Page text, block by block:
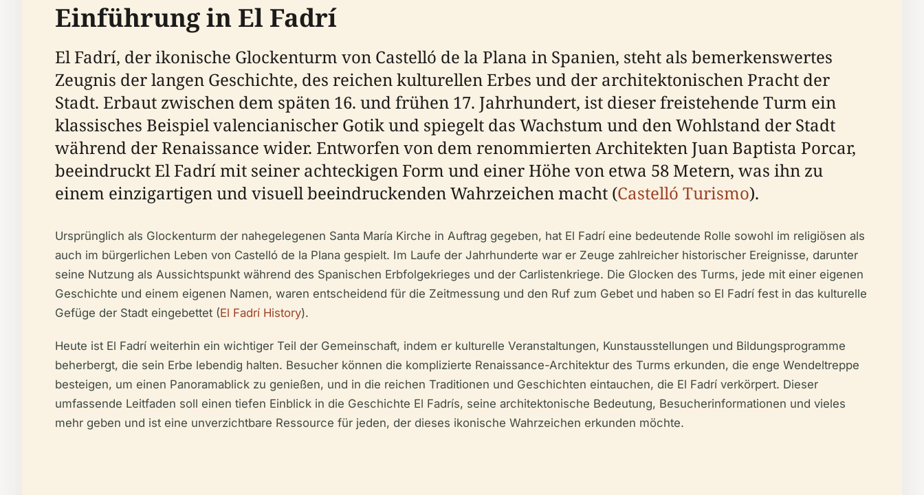
Einführung in El Fadrí
El Fadrí, der ikonische Glockenturm von Castelló de la Plana in Spanien, steht als bemerkenswertes
Zeugnis der langen Geschichte, des reichen kulturellen Erbes und der architektonischen Pracht der
Stadt. Erbaut zwischen dem späten 16. und frühen 17. Jahrhundert, ist dieser freistehende Turm ein
klassisches Beispiel valencianischer Gotik und spiegelt das Wachstum und den Wohlstand der Stadt
während der Renaissance wider. Entworfen von dem renommierten Architekten Juan Baptista Porcar,
beeindruckt El Fadrí mit seiner achteckigen Form und einer Höhe von etwa 58 Metern, was ihn zu
einem einzigartigen und visuell beeindruckenden Wahrzeichen macht (Castelló Turismo).
Ursprünglich als Glockenturm der nahegelegenen Santa María Kirche in Auftrag gegeben, hat El Fadrí eine bedeutende Rolle sowohl im religiösen als
auch im bürgerlichen Leben von Castelló de la Plana gespielt. Im Laufe der Jahrhunderte war er Zeuge zahlreicher historischer Ereignisse, darunter
seine Nutzung als Aussichtspunkt während des Spanischen Erbfolgekrieges und der Carlistenkriege. Die Glocken des Turms, jede mit einer eigenen
Geschichte und einem eigenen Namen, waren entscheidend für die Zeitmessung und den Ruf zum Gebet und haben so El Fadrí fest in das kulturelle
Gefüge der Stadt eingebettet (El Fadrí History).
Heute ist El Fadrí weiterhin ein wichtiger Teil der Gemeinschaft, indem er kulturelle Veranstaltungen, Kunstausstellungen und Bildungsprogramme
beherbergt, die sein Erbe lebendig halten. Besucher können die komplizierte Renaissance-Architektur des Turms erkunden, die enge Wendeltreppe
besteigen, um einen Panoramablick zu genießen, und in die reichen Traditionen und Geschichten eintauchen, die El Fadrí verkörpert. Dieser
umfassende Leitfaden soll einen tiefen Einblick in die Geschichte El Fadrís, seine architektonische Bedeutung, Besucherinformationen und vieles
mehr geben und ist eine unverzichtbare Ressource für jeden, der dieses ikonische Wahrzeichen erkunden möchte.